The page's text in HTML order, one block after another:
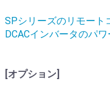
SPシリーズのリモート
DCACインバータのパ
[オプション]